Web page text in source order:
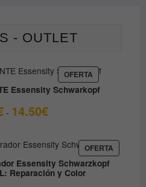
- OUTLET
OFERTA PRODUCTO
EN
OFERTA
Essensity Schwarkopf
- 14.50€Rango
desde
9.60€
hasta
OFERTA
EN
Essensity Schwarzkopf
Reparación y Color